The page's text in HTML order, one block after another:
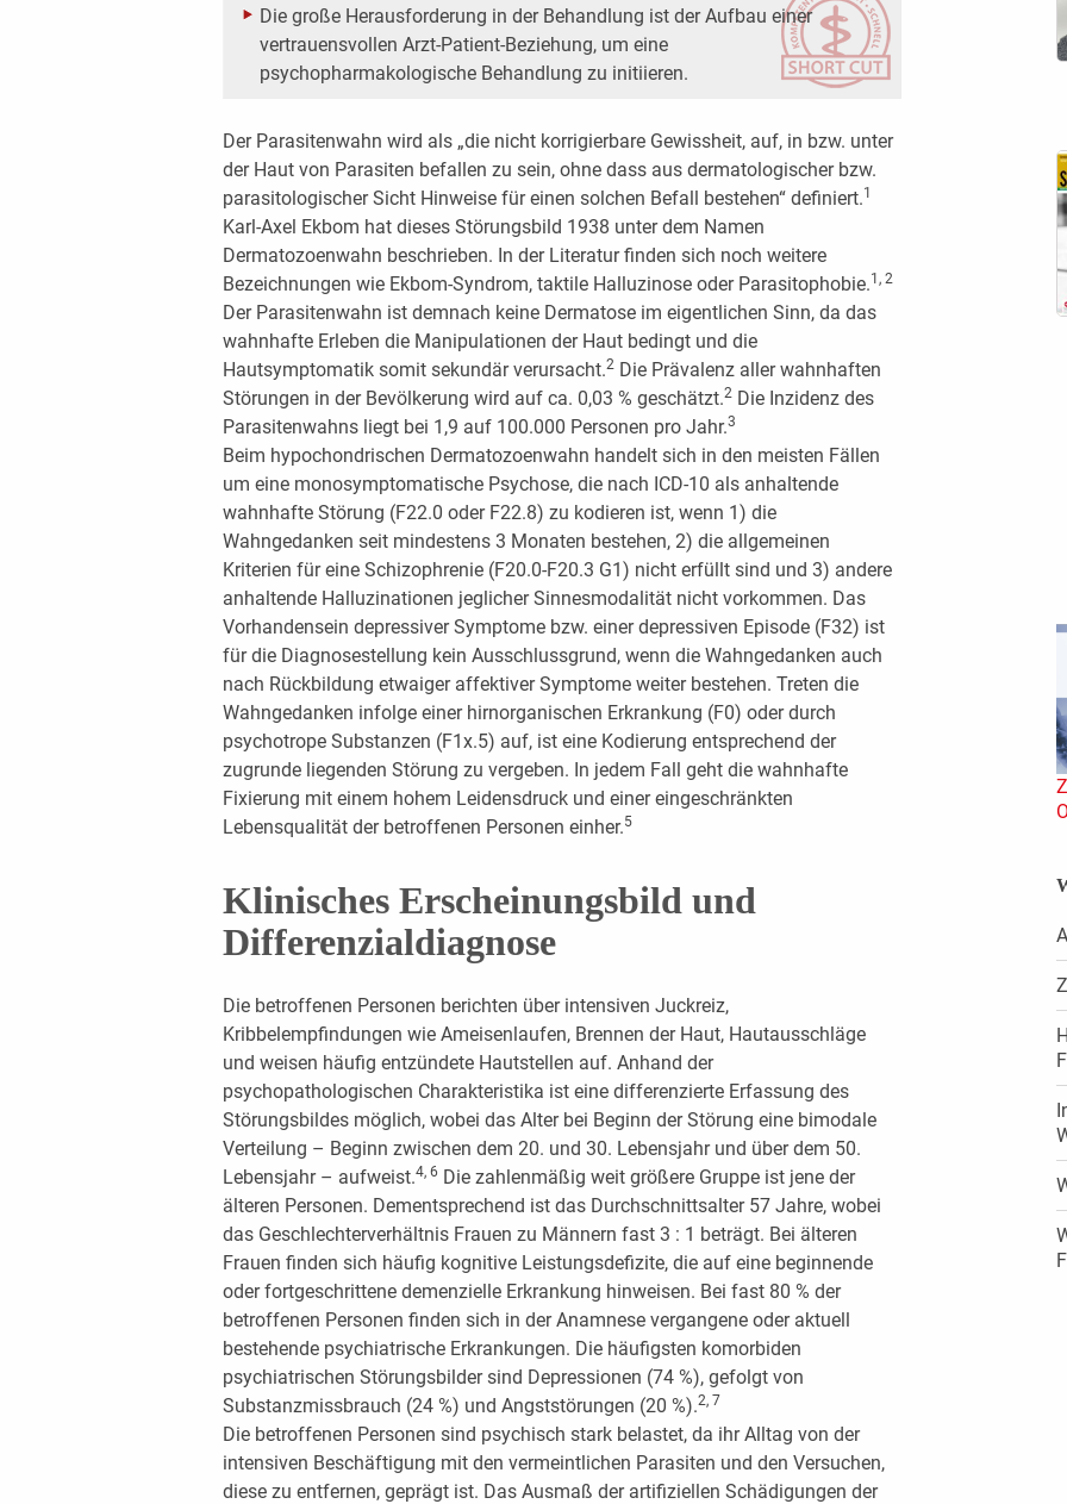
Die große Herausforderung in der Behandlung ist der Aufbau einer
vertrauensvollen Arzt-Patient-Beziehung, um eine
psychopharmakologische Behandlung zu initiieren.
Der Parasitenwahn wird als „die nicht korrigierbare Gewissheit, auf, in bzw. unter
der Haut von Parasiten befallen zu sein, ohne dass aus dermatologischer bzw.
parasitologischer Sicht Hinweise für einen solchen Befall bestehen“ definiert.1
Karl-Axel Ekbom hat dieses Störungsbild 1938 unter dem Namen
Dermatozoenwahn beschrieben. In der Literatur finden sich noch weitere
Bezeichnungen wie Ekbom-Syndrom, taktile Halluzinose oder Para­sitophobie.1, 2
Der Parasitenwahn ist demnach keine Dermatose im eigentlichen Sinn, da das
wahnhafte Erleben die Manipulationen der Haut bedingt und die
Hautsymptomatik somit sekundär verursacht.2Die Prävalenz aller wahnhaften
Störungen in der Bevölkerung wird auf ca. 0,03 % geschätzt.2Die Inzidenz des
Parasitenwahns liegt bei 1,9 auf 100.000 Personen pro Jahr.3
Beim hypochondrischen Dermatozoenwahn handelt sich in den meisten Fällen
um eine monosymptomatische Psychose, die nach ICD-10 als anhaltende
wahnhafte Störung (F22.0 oder F22.8) zu kodieren ist, wenn 1) die
Wahngedanken seit mindestens 3 Monaten bestehen, 2) die allgemeinen
Kriterien für eine Schizophrenie (F20.0-F20.3 G1) nicht erfüllt sind und 3) andere
anhaltende Halluzinationen jeglicher Sinnesmodalität nicht vorkommen. Das
Vorhandensein depressiver Symptome bzw. einer depressiven Episode (F32) ist
für die Diagnosestellung kein Ausschlussgrund, wenn die Wahngedanken auch
nach Rückbildung etwaiger affektiver Symptome weiter bestehen. Treten die
Wahngedanken infolge einer hirnorganischen Erkrankung (F0) oder durch
psychotrope Substanzen (F1x.5) auf, ist eine Kodierung entsprechend der
zugrunde liegenden Störung zu vergeben. In jedem Fall geht die wahnhafte
Fixierung mit einem hohem Leidensdruck und einer eingeschränkten
Lebensqualität der betroffenen Personen einher.5
Klinisches Erscheinungsbild und
Differenzialdiagnose
Die betroffenen Personen berichten über intensiven Juckreiz,
Kribbelempfindungen wie Ameisenlaufen, Brennen der Haut, Hautausschläge
und weisen häufig entzündete Hautstellen auf. Anhand der
psychopathologischen Charakteristika ist eine differenzierte Erfassung des
Störungsbildes möglich, wobei das Alter bei Beginn der Störung eine bimodale
Verteilung – Beginn zwischen dem 20. und 30. Lebensjahr und über dem 50.
Lebensjahr – aufweist.4, 6 Die zahlenmäßig weit größere Gruppe ist jene der
älteren Personen. Dementsprechend ist das Durchschnittsalter 57 Jahre, wobei
das Geschlechterverhältnis Frauen zu Männern fast 3 : 1 beträgt. Bei älteren
Frauen finden sich häufig kognitive Leistungsdefizite, die auf eine beginnende
oder fortgeschrittene demenzielle Erkrankung hinweisen. Bei fast 80 % der
betroffenen Personen finden sich in der Anamnese vergangene oder aktuell
bestehende psychiatrische Erkrankungen. Die häufigsten komorbiden
psychiatrischen Störungsbilder sind Depressionen (74 %), gefolgt von
Substanzmissbrauch (24 %) und Angststörungen (20 %).2, 7
Die betroffenen Personen sind psychisch stark belastet, da ihr Alltag von der
intensiven Beschäftigung mit den vermeintlichen Parasiten und den Versuchen,
diese zu entfernen, geprägt ist. Das Ausmaß der artifiziellen Schädigungen der